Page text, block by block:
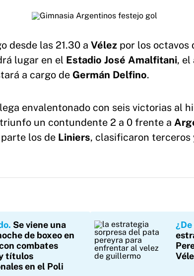
desde las 21.30 a Vélez por los octavos
lugar en el Estadio José Amalfitani, el
a cargo de Germán Delfino.
envalentonado con seis victorias al
un contundente 2 a 0 frente a
los de Liniers, clasificaron terceros
Se viene una
de boxeo en
combates
títulos
en el Poli